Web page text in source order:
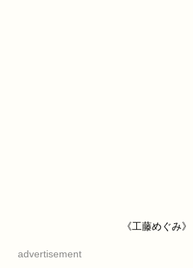
《工藤めぐみ》
advertisement